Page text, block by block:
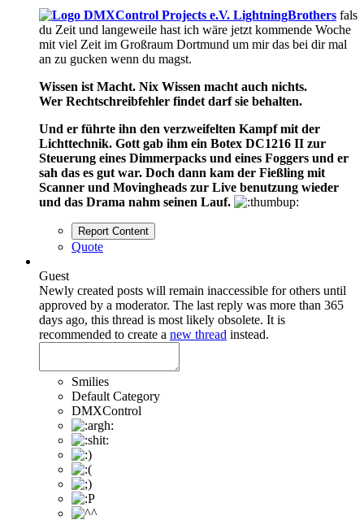
LightningBrothers fals
du Zeit und langeweile hast ich wäre jetzt kommende Woche
mit viel Zeit im Großraum Dortmund um mir das bei dir mal
an zu gucken wenn du magst.
Wissen ist Macht. Nix Wissen macht auch nichts.
Wer Rechtschreibfehler findet darf sie behalten.
Und er führte ihn den verzweifelten Kampf mit der
Lichttechnik. Gott gab ihm ein Botex DC1216 II zur
Steuerung eines Dimmerpacks und eines Foggers und er
sah das es gut war. Doch dann kam der Fießling mit
Scanner und Movingheads zur Live benutzung wieder
und das Drama nahm seinen Lauf.
Report Content
Quote
Guest
Newly created posts will remain inaccessible for others until
approved by a moderator. The last reply was more than 365
days ago, this thread is most likely obsolete. It is
recommended to create a new thread instead.
Smilies
Default Category
DMXControl